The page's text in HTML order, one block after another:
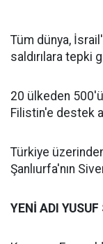
Tüm dünya,
saldırılara tepki
20 ülkeden 500'ü
Filistin'e destek
Türkiye
Şanlıurfa'nın
YENİ ADI